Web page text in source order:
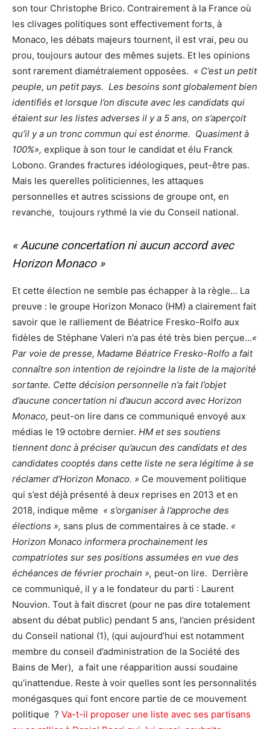
son tour Christophe Brico. Contrairement à la France où
les clivages politiques sont effectivement forts, à
Monaco, les débats majeurs tournent, il est vrai, peu ou
prou, toujours autour des mêmes sujets. Et les opinions
sont rarement diamétralement opposées. « C’est un petit
peuple, un petit pays. Les besoins sont globalement bien
identifiés et lorsque l’on discute avec les candidats qui
étaient sur les listes adverses il y a 5 ans, on s’aperçoit
qu’il y a un tronc commun qui est énorme. Quasiment à
100%», explique à son tour le candidat et élu Franck
Lobono. Grandes fractures idéologiques, peut-être pas.
Mais les querelles politiciennes, les attaques
personnelles et autres scissions de groupe ont, en
revanche, toujours rythmé la vie du Conseil national.
« Aucune concertation ni aucun accord avec
Horizon Monaco »
Et cette élection ne semble pas échapper à la règle… La
preuve : le groupe Horizon Monaco (HM) a clairement fait
savoir que le ralliement de Béatrice Fresko-Rolfo aux
fidèles de Stéphane Valeri n’a pas été très bien perçue…«
Par voie de presse, Madame Béatrice Fresko-Rolfo a fait
connaître son intention de rejoindre la liste de la majorité
sortante. Cette décision personnelle n’a fait l’objet
d’aucune concertation ni d’aucun accord avec Horizon
Monaco, peut-on lire dans ce communiqué envoyé aux
médias le 19 octobre dernier. HM et ses soutiens
tiennent donc à préciser qu’aucun des candidats et des
candidates cooptés dans cette liste ne sera légitime à se
réclamer d’Horizon Monaco. » Ce mouvement politique
qui s’est déjà présenté à deux reprises en 2013 et en
2018, indique même « s’organiser à l’approche des
élections », sans plus de commentaires à ce stade. «
Horizon Monaco informera prochainement les
compatriotes sur ses positions assumées en vue des
échéances de février prochain », peut-on lire. Derrière
ce communiqué, il y a le fondateur du parti : Laurent
Nouvion. Tout à fait discret (pour ne pas dire totalement
absent du débat public) pendant 5 ans, l’ancien président
du Conseil national (1), (qui aujourd’hui est notamment
membre du conseil d’administration de la Société des
Bains de Mer), a fait une réapparition aussi soudaine
qu’inattendue. Reste à voir quelles sont les personnalités
monégasques qui font encore partie de ce mouvement
politique ? Va-t-il proposer une liste avec ses partisans